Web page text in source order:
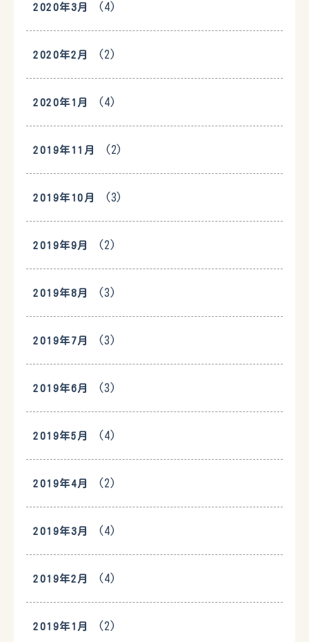
2020年3月 (4)
2020年2月 (2)
2020年1月 (4)
2019年11月 (2)
2019年10月 (3)
2019年9月 (2)
2019年8月 (3)
2019年7月 (3)
2019年6月 (3)
2019年5月 (4)
2019年4月 (2)
2019年3月 (4)
2019年2月 (4)
2019年1月 (2)